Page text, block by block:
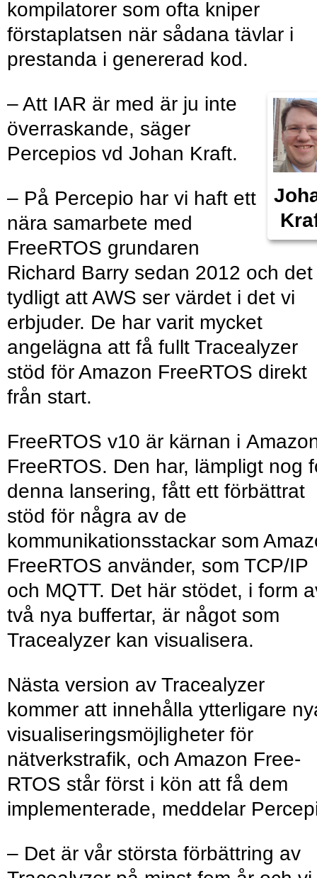
kompilatorer som ofta kniper
förstaplatsen när sådana tävlar i
prestanda i genererad kod.
– Att IAR är med är ju inte
överraskande, säger
Percepios vd Johan Kraft.
– På Percepio har vi haft ett
nära samarbete med
FreeRTOS grundaren
Richard Barry sedan 2012 och det
tydligt att AWS ser värdet i det vi
erbjuder. De har varit mycket
angelägna att få fullt Tracealyzer
stöd för Amazon FreeRTOS direkt
från start.
FreeRTOS v10 är kärnan i
FreeRTOS. Den har, lämpligt nog
denna lansering, fått ett förbättrat
stöd för några av de
kommunikationsstackar som
FreeRTOS använder, som TCP/IP
och MQTT. Det här stödet, i form
två nya buffertar, är något som
Tracealyzer kan visualisera.
Nästa version av Tracealyzer
kommer att innehålla ytterligare
visualiseringsmöjligheter för
nätverkstrafik, och Amazon Free­
RTOS står först i kön att få dem
implementerade, meddelar
– Det är vår största förbättring av